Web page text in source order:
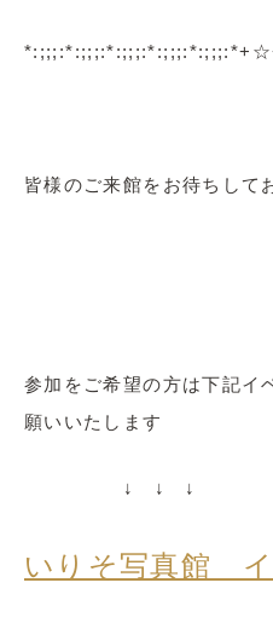
皆様のご来館をお待ちして
参加をご希望の方は下記イ
願いいたします
↓ ↓ ↓
いりそ写真館